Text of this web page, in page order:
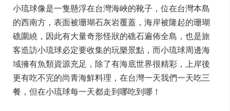
小琉球像是一隻懸浮在台灣海峽的靴子，位在台灣本島
的西南方，表面被珊瑚石灰岩覆蓋，海岸被隆起的珊瑚
礁圍繞，因此有大量奇形怪狀的礁石遍佈全島，也是旅
客造訪小琉球必定要收集的玩樂景點，而小琉球周邊海
域擁有魚類資源充足，除了有海底世界很精彩，上岸後
更有吃不完的尚青海鮮料理，在台灣一天我們一天吃三
餐，但在小琉球每一天都走到哪吃到哪！